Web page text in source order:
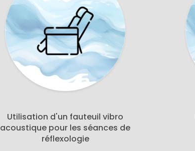
Utilisation d'un fauteuil vibro
acoustique pour les séances de
réflexologie